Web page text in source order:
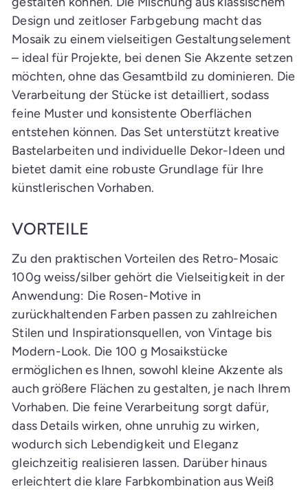
Design und zeitloser Farbgebung macht das
Mosaik zu einem vielseitigen Gestaltungselement
– ideal für Projekte, bei denen Sie Akzente setzen
möchten, ohne das Gesamtbild zu dominieren. Die
Verarbeitung der Stücke ist detailliert, sodass
feine Muster und konsistente Oberflächen
entstehen können. Das Set unterstützt kreative
Bastelarbeiten und individuelle Dekor-Ideen und
bietet damit eine robuste Grundlage für Ihre
künstlerischen Vorhaben.
VORTEILE
Zu den praktischen Vorteilen des Retro-Mosaic
100g weiss/silber gehört die Vielseitigkeit in der
Anwendung: Die Rosen-Motive in
zurückhaltenden Farben passen zu zahlreichen
Stilen und Inspirationsquellen, von Vintage bis
Modern-Look. Die 100 g Mosaikstücke
ermöglichen es Ihnen, sowohl kleine Akzente als
auch größere Flächen zu gestalten, je nach Ihrem
Vorhaben. Die feine Verarbeitung sorgt dafür,
dass Details wirken, ohne unruhig zu wirken,
wodurch sich Lebendigkeit und Eleganz
gleichzeitig realisieren lassen. Darüber hinaus
erleichtert die klare Farbkombination aus Weiß